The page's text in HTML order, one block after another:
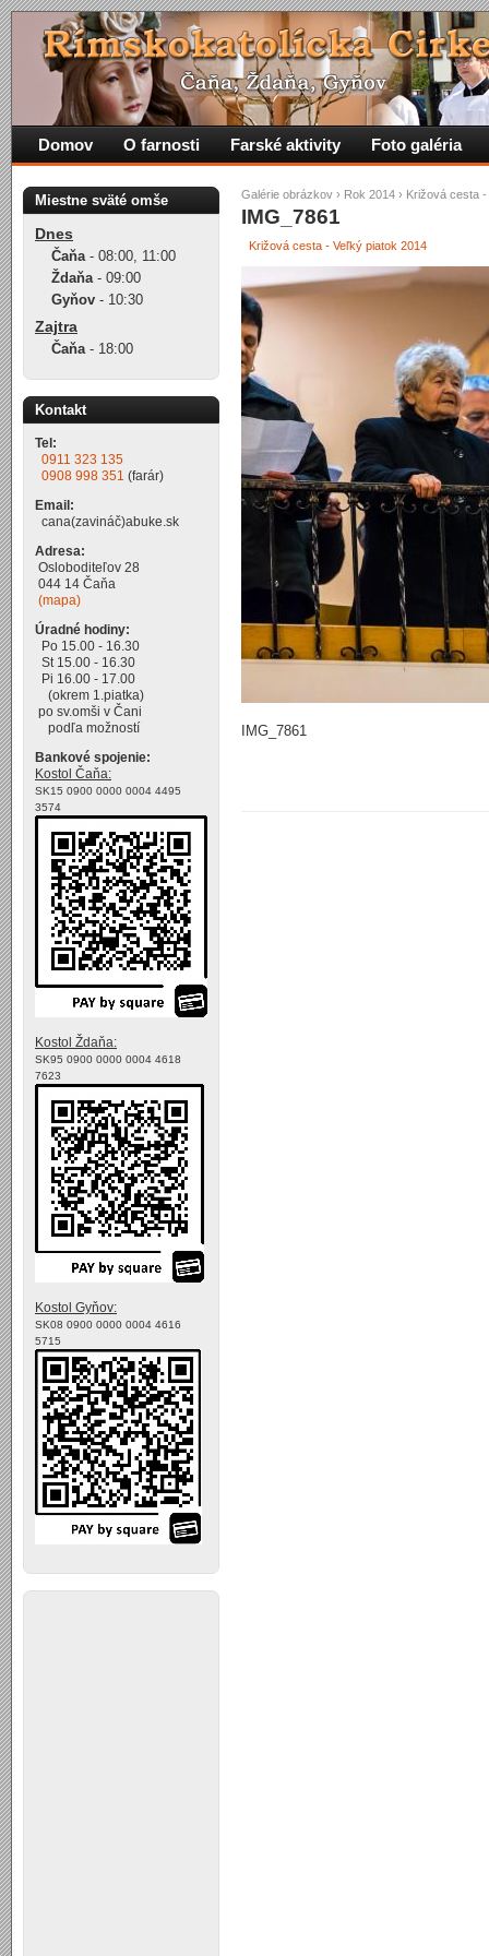
Galérie obrázkov › Rok 2014 › Križová cesta
IMG_7861
Križová cesta - Veľký piatok 2014
IMG_7861
Domov O farnosti Farské aktivity Foto galéria
Miestne sväté omše
Dnes
Čaňa- 08:00, 11:00
Ždaňa- 09:00
Gyňov - 10:30
Zajtra
Čaňa- 18:00
Kontakt
Tel:
0911 323 135
0908 998 351 (farár)
Email:
cana(zavináč)abuke.sk
Adresa:
Osloboditeľov 28
044 14 Čaňa
(mapa)
Úradné hodiny:
Po 15.00 - 16.30
St 15.00 - 16.30
Pi 16.00 - 17.00
(okrem 1.piatka)
po sv.omši v Čani
podľa možností
Bankové spojenie:
Kostol Čaňa:
SK15 0900 0000 0004 4495
3574
Kostol Ždaňa:
SK95 0900 0000 0004 4618
7623
Kostol Gyňov:
SK08 0900 0000 0004 4616
5715